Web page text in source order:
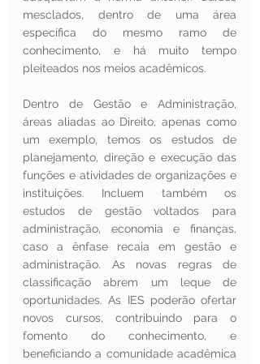
mesclados, dentro de uma área
específica do mesmo ramo de
conhecimento, e há muito tempo
pleiteados nos meios acadêmicos.
Dentro de Gestão e Administração,
áreas aliadas ao Direito, apenas como
um exemplo, temos os estudos de
planejamento, direção e execução das
funções e atividades de organizações e
instituições. Incluem também os
estudos de gestão voltados para
administração, economia e finanças,
caso a ênfase recaia em gestão e
administração. As novas regras de
classificação abrem um leque de
oportunidades. As IES poderão ofertar
novos cursos, contribuindo para o
fomento do conhecimento, e
beneficiando a comunidade acadêmica